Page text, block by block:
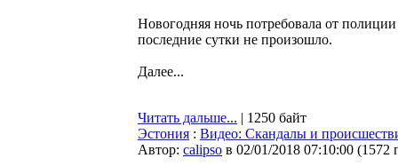
Новогодняя ночь потребовала от
последние сутки не произошло.
Далее...
Читать дальше... | 1250 байт
Эстония : Видео: Скандалы и
Автор: calipso в 02/01/2018 07:10:00 (1572